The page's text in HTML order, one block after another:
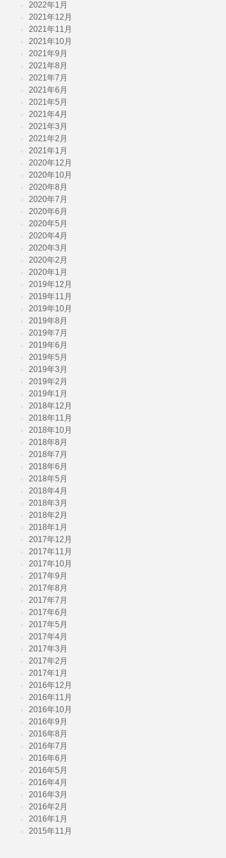
2022年1月
2021年12月
2021年11月
2021年10月
2021年9月
2021年8月
2021年7月
2021年6月
2021年5月
2021年4月
2021年3月
2021年2月
2021年1月
2020年12月
2020年10月
2020年8月
2020年7月
2020年6月
2020年5月
2020年4月
2020年3月
2020年2月
2020年1月
2019年12月
2019年11月
2019年10月
2019年8月
2019年7月
2019年6月
2019年5月
2019年3月
2019年2月
2019年1月
2018年12月
2018年11月
2018年10月
2018年8月
2018年7月
2018年6月
2018年5月
2018年4月
2018年3月
2018年2月
2018年1月
2017年12月
2017年11月
2017年10月
2017年9月
2017年8月
2017年7月
2017年6月
2017年5月
2017年4月
2017年3月
2017年2月
2017年1月
2016年12月
2016年11月
2016年10月
2016年9月
2016年8月
2016年7月
2016年6月
2016年5月
2016年4月
2016年3月
2016年2月
2016年1月
2015年11月